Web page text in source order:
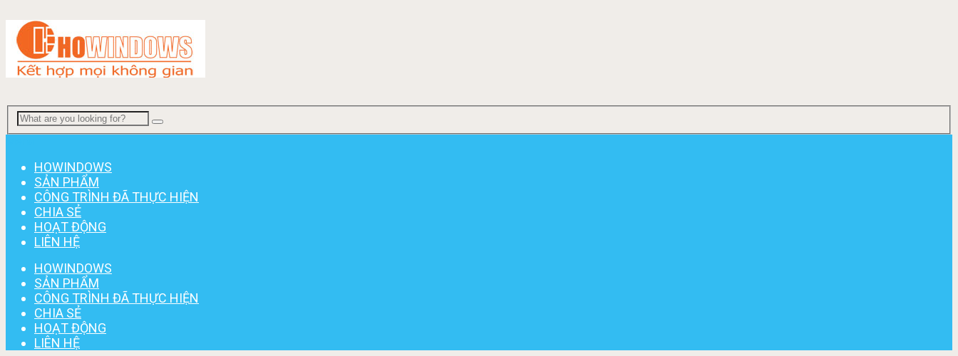
HOWINDOWS
SẢN PHẨM
CÔNG TRÌNH ĐÃ THỰC HIỆN
CHIA SẺ
HOẠT ĐỘNG
LIÊN HỆ
HOWINDOWS
SẢN PHẨM
CÔNG TRÌNH ĐÃ THỰC HIỆN
CHIA SẺ
HOẠT ĐỘNG
LIÊN HỆ